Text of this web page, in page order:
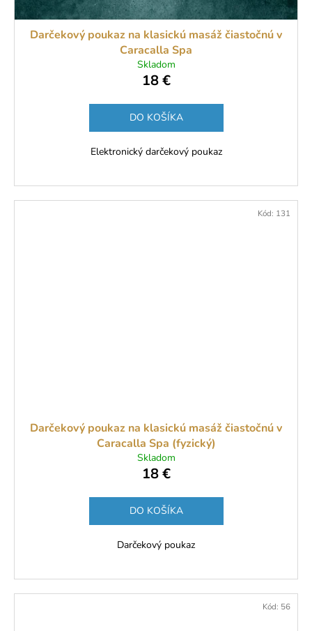
Darčekový poukaz na klasickú masáž čiastočnú v
Caracalla Spa
Skladom
18 €
DO KOŠÍKA
Elektronický darčekový poukaz
Darčekový poukaz na klasickú masáž čiastočnú v
Caracalla Spa (fyzický)
Skladom
18 €
DO KOŠÍKA
Darčekový poukaz
Kód: 131
Kód: 56